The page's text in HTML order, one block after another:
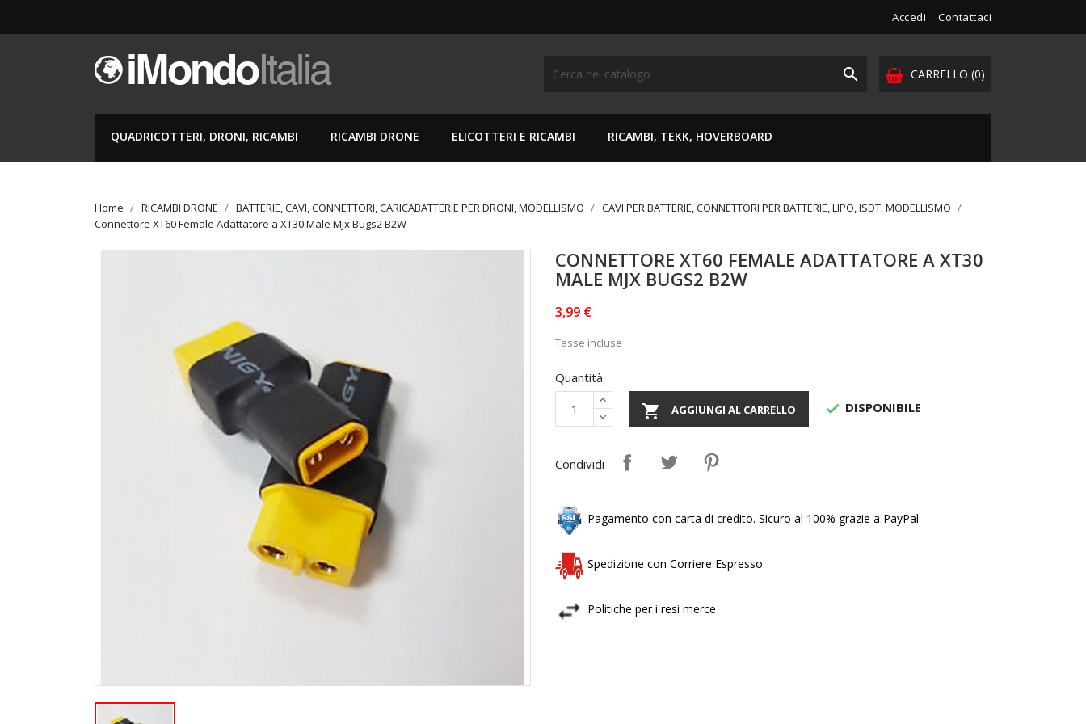
Accedi Contattaci
CARRELLO (0)

QUADRICOTTERI, DRONI, RICAMBI RICAMBI DRONE ELICOTTERI E RICAMBI RICAMBI, TEKK, HOVERBOARD
Home RICAMBI DRONE BATTERIE, CAVI, CONNETTORI, CARICABATTERIE PER DRONI, MODELLISMO
CAVI PER BATTERIE, CONNETTORI PER BATTERIE, LIPO, ISDT, MODELLISMO
Connettore XT60 Female Adattatore a XT30 Male Mjx Bugs2 B2W
CONNETTORE XT60 FEMALE ADATTATORE A XT30
MALE MJX BUGS2 B2W
3,99 €
Tasse incluse
Quantità
 AGGIUNGI AL CARRELLO  DISPONIBILE
Condividi
Pagamento con carta di credito. Sicuro al 100% grazie a PayPal
Spedizione con Corriere Espresso
Politiche per i resi merce